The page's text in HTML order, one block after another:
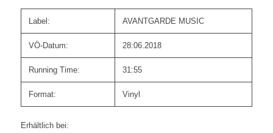
Label: AVANTGARDE MUSIC
VÖ-Datum: 28:06.2018
Running Time: 31:55
Format: Vinyl
Erhältlich bei: